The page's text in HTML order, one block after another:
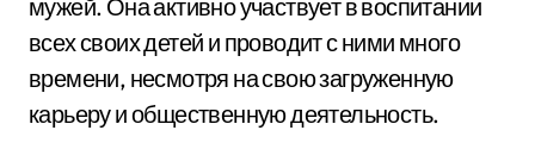
мужей. Она активно участвует в воспитании
всех своих детей и проводит с ними много
времени, несмотря на свою загруженную
карьеру и общественную деятельность.